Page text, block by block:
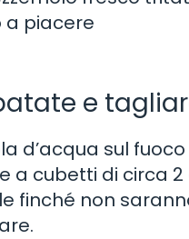
a piacere
e
d’acqua sul
cubetti di circa 2
finché non